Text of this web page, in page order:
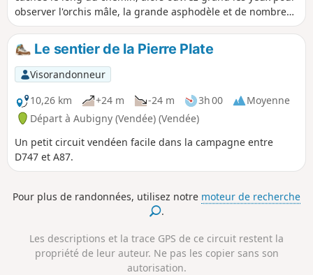
observer l'orchis mâle, la grande asphodèle et de nombreux
arbres têtards. La randonnée est décrite à partir de l'arrêt
de bus "Église", mais le départ se fait au parking du
complexe sportif d'Aubigny.
Le sentier de la Pierre Plate
Visorandonneur
10,26 km
+24 m -24 m 3h 00
Moyenne
Départ à Aubigny (Vendée) (Vendée)
Un petit circuit vendéen facile dans la campagne entre
D747 et A87.
Pour plus de randonnées, utilisez notre moteur de recherche
.
Les descriptions et la trace GPS de ce circuit restent la
propriété de leur auteur. Ne pas les copier sans son
autorisation.